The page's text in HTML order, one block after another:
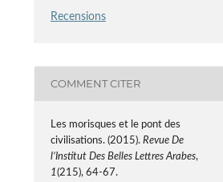
Recensions
COMMENT CITER
Les morisques et le pont des
civilisations. (2015).Revue De
l’Institut Des Belles Lettres Arabes,
1(215), 64-67.